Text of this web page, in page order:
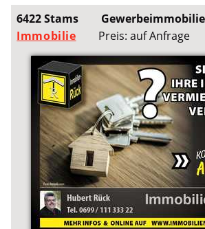
6422 Stams
Immobilie
Preis: auf Anfrage